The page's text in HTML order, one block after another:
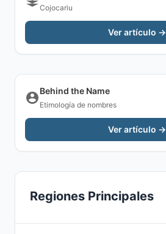
Cojocariu
Ver artículo →
Behind the Name
Etimología de nombres
Ver artículo →
Regiones Principales